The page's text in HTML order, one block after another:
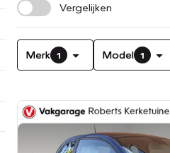
Vergelijken
Merk 1 Model 1